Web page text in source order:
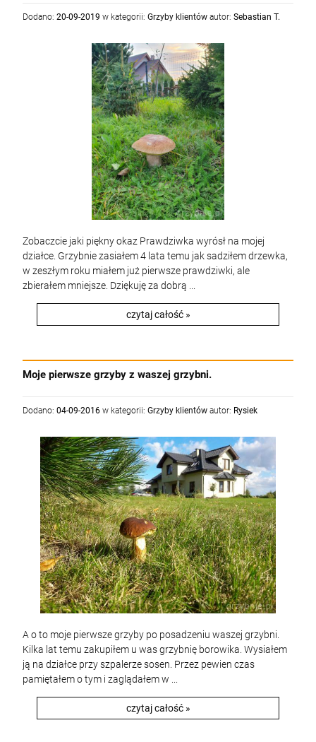
Dodano: 20-09-2019 w kategorii: Grzyby klientów autor: Sebastian T.
Zobaczcie jaki piękny okaz Prawdziwka wyrósł na mojej
działce. Grzybnie zasiałem 4 lata temu jak sadziłem drzewka,
w zeszłym roku miałem już pierwsze prawdziwki, ale
zbierałem mniejsze. Dziękuję za dobrą ...
czytaj całość »
Moje pierwsze grzyby z waszej grzybni.
Dodano: 04-09-2016 w kategorii: Grzyby klientów autor: Rysiek
A o to moje pierwsze grzyby po posadzeniu waszej grzybni.
Kilka lat temu zakupiłem u was grzybnię borowika. Wysiałem
ją na działce przy szpalerze sosen. Przez pewien czas
pamiętałem o tym i zaglądałem w ...
czytaj całość »